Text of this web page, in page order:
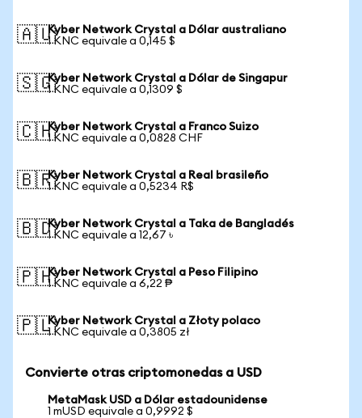
🇦🇺Kyber Network Crystal a Dólar australiano
1 KNC equivale a 0,145 $
🇸🇬Kyber Network Crystal a Dólar de Singapur
1 KNC equivale a 0,1309 $
🇨🇭Kyber Network Crystal a Franco Suizo
1 KNC equivale a 0,0828 CHF
🇧🇷Kyber Network Crystal a Real brasileño
1 KNC equivale a 0,5234 R$
🇧🇩Kyber Network Crystal a Taka de Bangladés
1 KNC equivale a 12,67 ৳
🇵🇭Kyber Network Crystal a Peso Filipino
1 KNC equivale a 6,22 ₱
🇵🇱Kyber Network Crystal a Złoty polaco
1 KNC equivale a 0,3805 zł
Convierte otras criptomonedas a USD
MetaMask USD a Dólar estadounidense
1 mUSD equivale a 0,9992 $